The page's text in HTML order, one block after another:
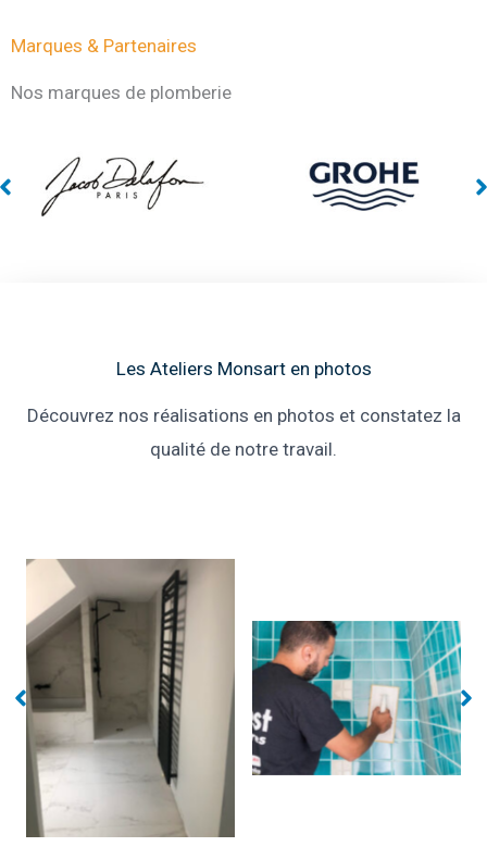
Marques & Partenaires
Nos marques de plomberie
Les Ateliers Monsart en photos
Découvrez nos réalisations en photos et constatez la
qualité de notre travail.